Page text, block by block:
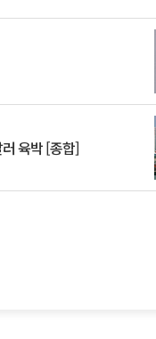
육박 [종합]